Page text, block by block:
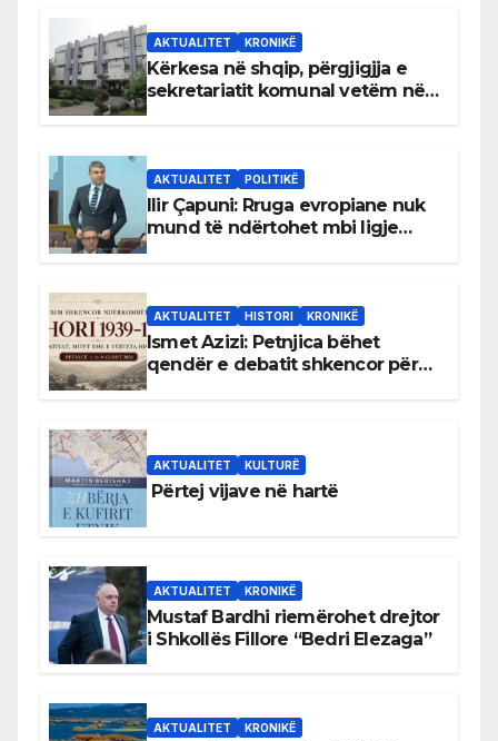
AKTUALITET KRONIKË
Kërkesa në shqip, përgjigjja e
sekretariatit komunal vetëm në
AKTUALITET POLITIKË
Ilir Çapuni: Rruga evropiane nuk
mund të ndërtohet mbi ligje
AKTUALITET HISTORI KRONIKË
Ismet Azizi: Petnjica bëhet
qendër e debatit shkencor për
AKTUALITET KULTURË
Përtej vijave në hartë
AKTUALITET KRONIKË
Mustaf Bardhi riemërohet drejtor
i Shkollës Fillore “Bedri Elezaga”
AKTUALITET KRONIKË